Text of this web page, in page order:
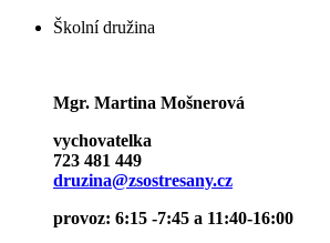
Školní družina
Mgr. Martina Mošnerová
vychovatelka
723 481 449
druzina@zsostresany.cz
provoz: 6:15 -7:45 a 11:40-16:00